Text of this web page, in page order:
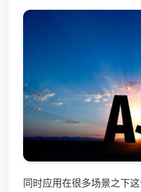
同时应用在很多场景之下